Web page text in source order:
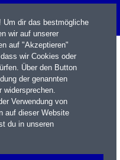
Um dir das bestmögliche
wir auf unserer
auf "Akzeptieren"
wir Cookies oder
Über den Button
der genannten
widersprechen.
Verwendung von
auf dieser Website
du in unseren